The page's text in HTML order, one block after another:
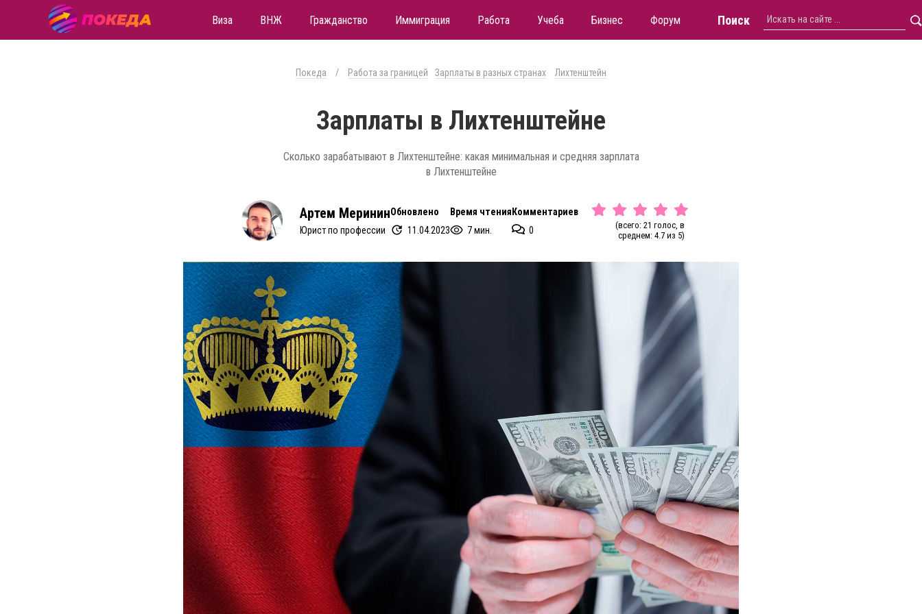
Виза ВНЖ Гражданство Иммиграция Работа Учеба Бизнес Форум Поиск
Покеда / Работа за границей Зарплаты в разных странах Лихтенштейн
Зарплаты в Лихтенштейне
Сколько зарабатывают в Лихтенштейне: какая минимальная и средняя зарплата
в Лихтенштейне
Артем Меринин
Юрист по профессии
Обновлено
11.04.2023
Время чтения
7 мин.
Комментариев
0
(всего: 21 голос, в
среднем: 4.7 из 5)